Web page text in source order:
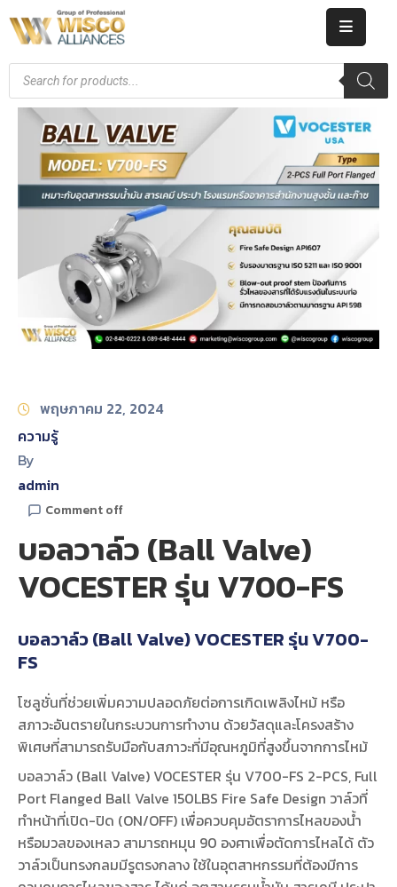
HOME
ABOUT
PRODUCT
KNOWLEDGE
CAREERS
CONTACT
พฤษภาคม 22, 2024
ความรู้
By
admin
Comment off
บอลวาล์ว (Ball Valve)
VOCESTER รุ่น V700-FS
บอลวาล์ว (Ball Valve) VOCESTER รุ่น V700-
FS
โซลูชั่นที่ช่วยเพิ่มความปลอดภัยต่อการเกิดเพลิงไหม้ หรือ
สภาวะอันตรายในกระบวนการทำงาน ด้วยวัสดุและโครงสร้าง
พิเศษที่สามารถรับมือกับสภาวะที่มีอุณหภูมิที่สูงขึ้นจากการไหม้
บอลวาล์ว (Ball Valve) VOCESTER รุ่น V700-FS 2-PCS, Full
Port Flanged Ball Valve 150LBS Fire Safe Design วาล์วที่
ทำหน้าที่เปิด-ปิด (ON/OFF) เพื่อควบคุมอัตราการไหลของน้ำ
หรือมวลของเหลว สามารถหมุน 90 องศาเพื่อตัดการไหลได้ ตัว
วาล์วเป็นทรงกลมมีรูตรงกลาง ใช้ในอุตสาหกรรมที่ต้องมีการ